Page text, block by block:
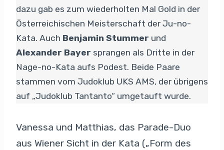
dazu gab es zum wiederholten Mal Gold in der
Österreichischen Meisterschaft der Ju-no-
Kata. Auch Benjamin Stummer und
Alexander Bayer sprangen als Dritte in der
Nage-no-Kata aufs Podest. Beide Paare
stammen vom Judoklub UKS AMS, der übrigens
auf „Judoklub Tantanto“ umgetauft wurde.
Vanessa und Matthias, das Parade-Duo
aus Wiener Sicht in der Kata („Form des